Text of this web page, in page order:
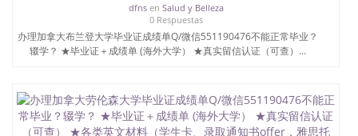
dfnsen Salud y Belleza
0 Respuestas
办理加拿大布兰登大学毕业证成绩单Q/微信551190476不能正常毕业？
辍学？ ★毕业证＋成绩单 (海外大学） ★真实留信认证（可查）...